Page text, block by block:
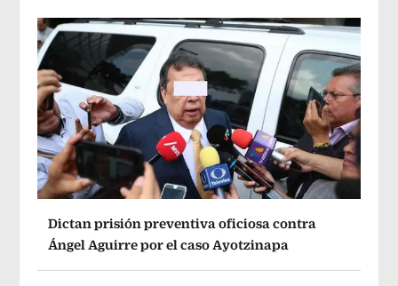
Dictan prisión preventiva oficiosa contra
Ángel Aguirre por el caso Ayotzinapa